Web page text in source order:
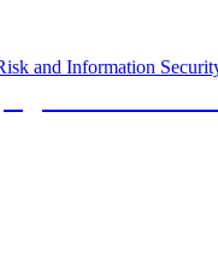
تومان25.000.